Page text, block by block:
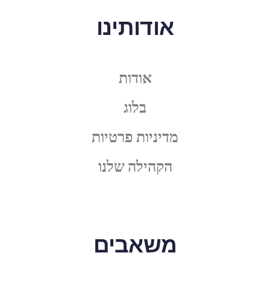
אודותינו
אודות
בלוג
מדיניות פרטיות
הקהילה שלנו
משאבים